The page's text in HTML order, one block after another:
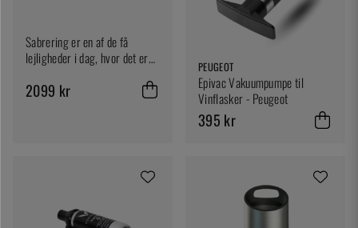
Sabrering er en af de få
lejligheder i dag, hvor det er
sværd ved middagsbordet.
med et karakteristisk pop. De
2099 kr
PEUGEOT
Epivac Vakuumpumpe til
Vinflasker - Peugeot
395 kr